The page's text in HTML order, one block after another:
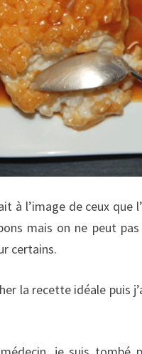
à l’image de ceux que
mais on ne peut
certains.
la recette idéale puis